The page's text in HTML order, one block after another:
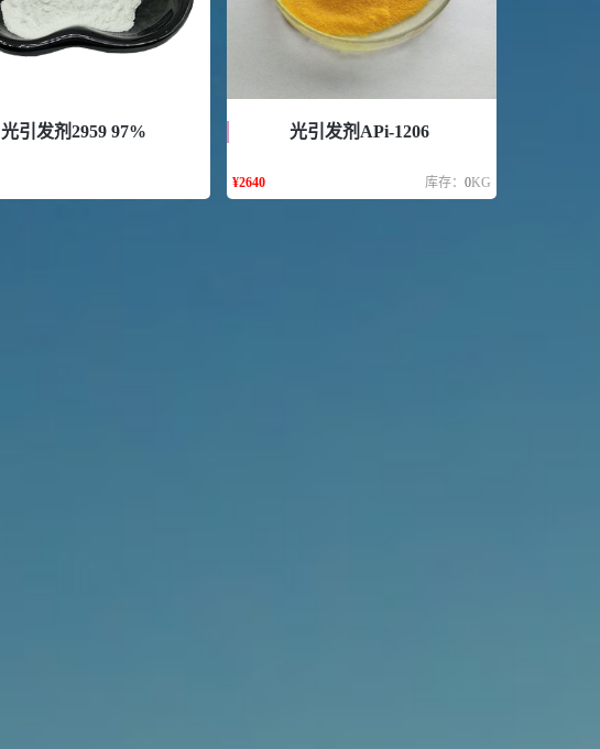
光引发剂2959 97% 光引发剂APi-1206
¥2640 库存： 0KG